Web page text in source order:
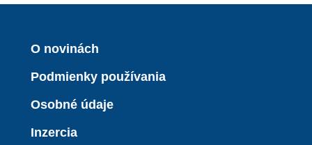
O novinách
Podmienky používania
Osobné údaje
Inzercia